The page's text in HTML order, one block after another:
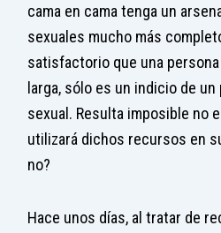
cama en cama tenga un
sexuales mucho más
satisfactorio que una
larga, sólo es un indicio de
sexual. Resulta imposible no
utilizará dichos recursos en
no?
Hace unos días, al tratar de